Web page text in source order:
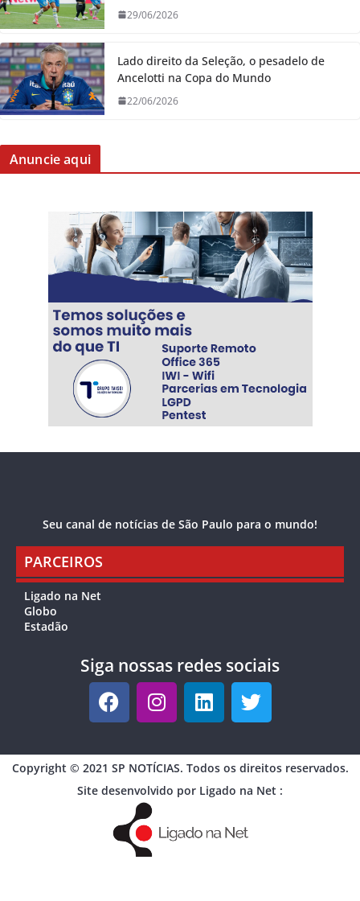
29/06/2026
Lado direito da Seleção, o pesadelo de
Ancelotti na Copa do Mundo
22/06/2026
Anuncie aqui
Seu canal de notícias de São Paulo para o mundo!
PARCEIROS
Ligado na Net
Globo
Estadão
Siga nossas redes sociais
Copyright © 2021 SP NOTÍCIAS. Todos os direitos reservados.
Site desenvolvido por Ligado na Net :